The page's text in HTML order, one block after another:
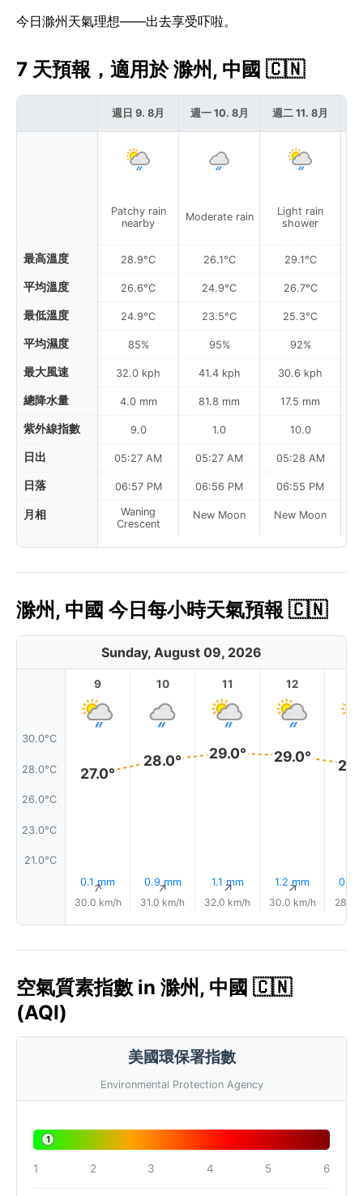
今日滁州天氣理想——出去享受吓啦。
7 天預報，適用於 滁州, 中國 🇨🇳
最高溫度
平均溫度
最低溫度
平均濕度
最大風速
總降水量
紫外線指數
日出
日落
月相
週日 9. 8月
Patchy rain
nearby
28.9°C
26.6°C
24.9°C
85%
32.0 kph
4.0 mm
9.0
05:27 AM
06:57 PM
Waning
Crescent
週一 10. 8月
Moderate rain
26.1°C
24.9°C
23.5°C
95%
41.4 kph
81.8 mm
1.0
05:27 AM
06:56 PM
New Moon
週二 11. 8月
Light rain
shower
29.1°C
26.7°C
25.3°C
92%
30.6 kph
17.5 mm
10.0
05:28 AM
06:55 PM
New Moon
滁州, 中國 今日每小時天氣預報 🇨🇳
Sunday, August 09, 2026
30.0°C
28.0°C
26.0°C
23.0°C
21.0°C
9
27.0°
0.1 mm
↑
30.0 km/h
10
28.0°
0.9 mm
↑
31.0 km/h
11
29.0°
1.1 mm
↑
32.0 km/h
12
29.0°
1.2 mm
↑
30.0 km/h
0.5
28.0
空氣質素指數 in 滁州, 中國 🇨🇳
(AQI)
美國環保署指數
Environmental Protection Agency
1
1 2 3 4 5 6